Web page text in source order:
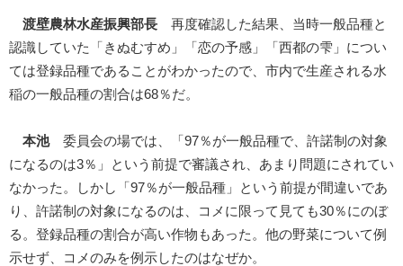
渡壁農林水産振興部長 再度確認した結果、当時一般品種と
認識していた「きぬむすめ」「恋の予感」「西都の雫」につい
ては登録品種であることがわかったので、市内で生産される水
稲の一般品種の割合は68％だ。
本池委員会の場では、「97％が一般品種で、許諾制の対象
になるのは3％」という前提で審議され、あまり問題にされてい
なかった。しかし「97％が一般品種」という前提が間違いであ
り、許諾制の対象になるのは、コメに限って見ても30％にのぼ
る。登録品種の割合が高い作物もあった。他の野菜について例
示せず、コメのみを例示したのはなぜか。